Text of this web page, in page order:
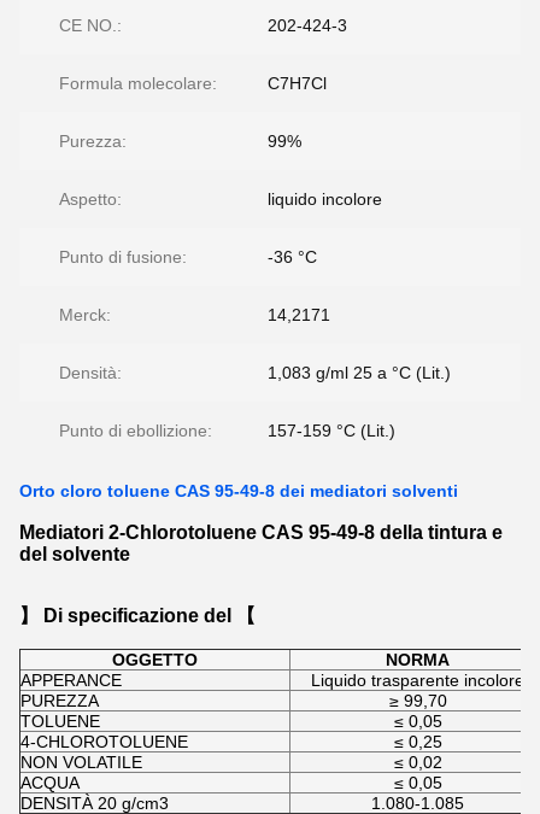
CE NO.: 202-424-3
Formula molecolare: C7H7Cl
Purezza: 99%
Aspetto: liquido incolore
Punto di fusione: -36 °C
Merck: 14,2171
Densità: 1,083 g/ml 25 a °C (Lit.)
Punto di ebollizione: 157-159 °C (Lit.)
Orto cloro toluene CAS 95-49-8 dei mediatori solventi
Mediatori 2-Chlorotoluene CAS 95-49-8 della tintura e
del solvente
】 Di specificazione del 【
OGGETTO
NORMA
APPERANCE
Liquido trasparente incolore
PUREZZA
≥ 99,70
TOLUENE
≤ 0,05
4-CHLOROTOLUENE
≤ 0,25
NON VOLATILE
≤ 0,02
ACQUA
≤ 0,05
DENSITÀ 20 g/cm3
1.080-1.085